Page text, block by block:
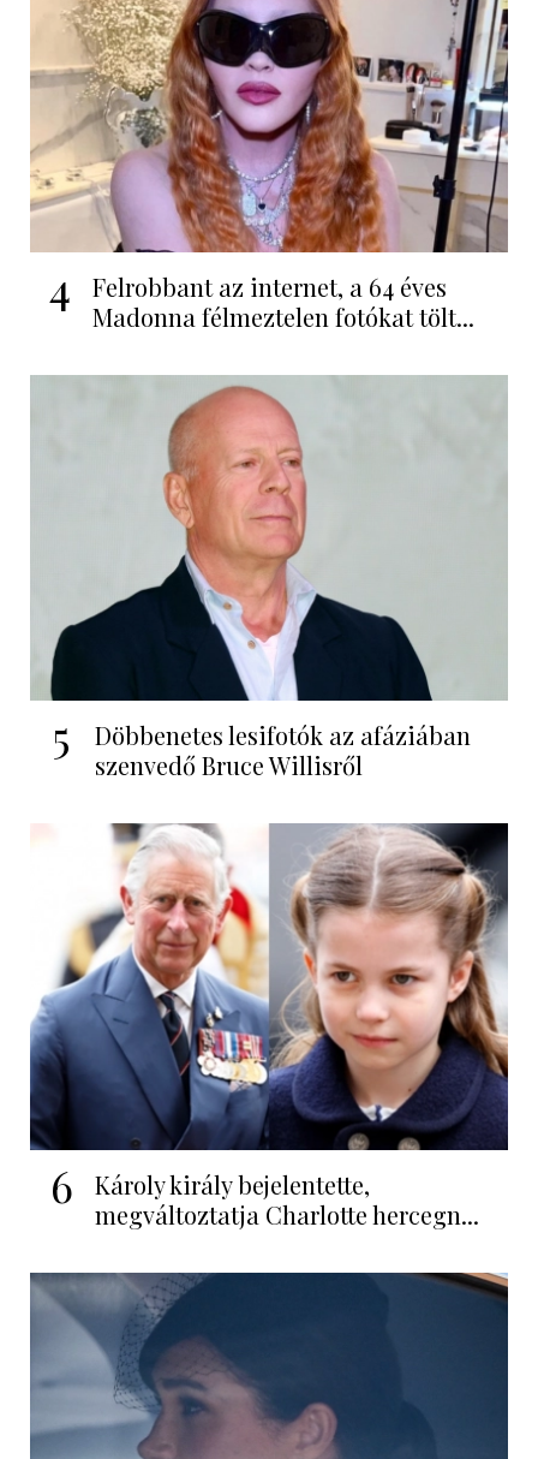
4
Felrobbant az internet, a 64 éves
Madonna félmeztelen fotókat tölt...
5
Döbbenetes lesifotók az afáziában
szenvedő Bruce Willisről
6
Károly király bejelentette,
megváltoztatja Charlotte hercegn...